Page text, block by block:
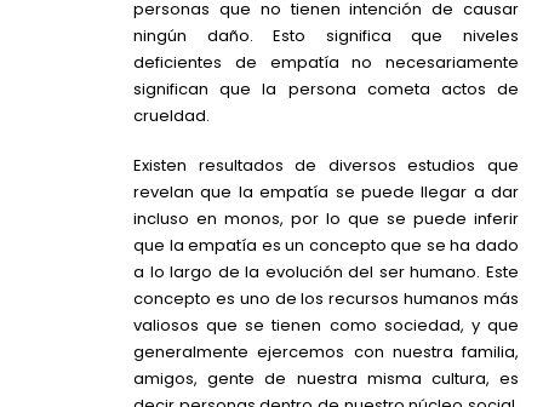
personas que no tienen intención de causar
ningún daño. Esto significa que niveles
deficientes de empatía no necesariamente
significan que la persona cometa actos de
crueldad.
Existen resultados de diversos estudios que
revelan que la empatía se puede llegar a dar
incluso en monos, por lo que se puede inferir
que la empatía es un concepto que se ha dado
a lo largo de la evolución del ser humano. Este
concepto es uno de los recursos humanos más
valiosos que se tienen como sociedad, y que
generalmente ejercemos con nuestra familia,
amigos, gente de nuestra misma cultura, es